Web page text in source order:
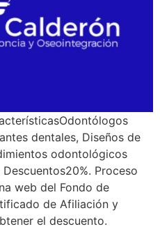
dentales, Diseños de
odontológicos
Proceso
web del Fondo de
de Afiliación y
el descuento.